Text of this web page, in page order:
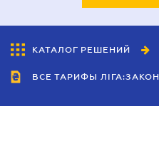
КАТАЛОГ РЕШЕНИЙ
ВСЕ ТАРИФЫ ЛІГА:ЗАКОН